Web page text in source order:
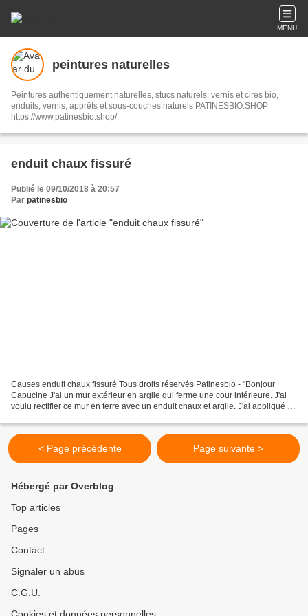
MENU
peintures naturelles
Peintures authentiquement naturelles, stucs naturels, vernis et cires bio,
enduits, vernis, apprêts et sous-couches naturels PATINESBIO.SHOP
https://www.patinesbio.shop/
enduit chaux fissuré
Publié le 09/10/2018 à 20:57
Par patinesbio
Causes enduit chaux fissuré Tous droits réservés Patinesbio - "Bonjour
Capucine J'ai un mur extérieur en argile qui ferme une cour intérieure. J'ai
voulu rectifier ce mur en terre avec un enduit chaux et argile. J'ai appliqué un
< Page précédente Page suivante >
Hébergé par Overblog
Top articles
Pages
Contact
Signaler un abus
C.G.U.